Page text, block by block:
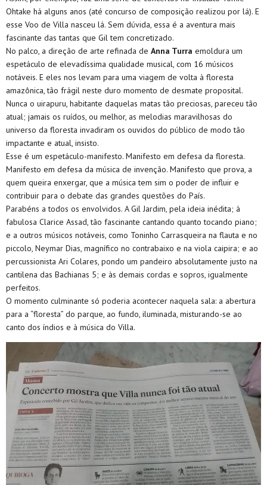
Ohtake há alguns anos (até concurso de composição realizou por lá). E
esse Voo de Villa nasceu lá. Sem dúvida, essa é a aventura mais
fascinante das tantas que Gil tem concretizado.
No palco, a direção de arte refinada de Anna Turra emoldura um
espetáculo de elevadíssima qualidade musical, com 16 músicos
notáveis. E eles nos levam para uma viagem de volta à floresta
amazônica, tão frágil neste duro momento de desmate proposital.
Nunca o uirapuru, habitante daquelas matas tão preciosas, pareceu tão
atual; jamais os ruídos, ou melhor, as melodias maravilhosas do
universo da floresta invadiram os ouvidos do público de modo tão
impactante e atual, insisto.
Esse é um espetáculo-manifesto. Manifesto em defesa da floresta.
Manifesto em defesa da música de invenção. Manifesto que prova, a
quem queira enxergar, que a música tem sim o poder de influir e
contribuir para o debate das grandes questões do País.
Parabéns a todos os envolvidos. A Gil Jardim, pela ideia inédita; à
fabulosa Clarice Assad, tão fascinante cantando quanto tocando piano;
e a outros músicos notáveis, como Toninho Carrasqueira na flauta e no
piccolo, Neymar Dias, magnífico no contrabaixo e na viola caipira; e ao
percussionista Ari Colares, pondo um pandeiro absolutamente justo na
cantilena das Bachianas 5; e às demais cordas e sopros, igualmente
perfeitos.
O momento culminante só poderia acontecer naquela sala: a abertura
para a “floresta” do parque, ao fundo, iluminada, misturando-se ao
canto dos índios e à música do Villa.